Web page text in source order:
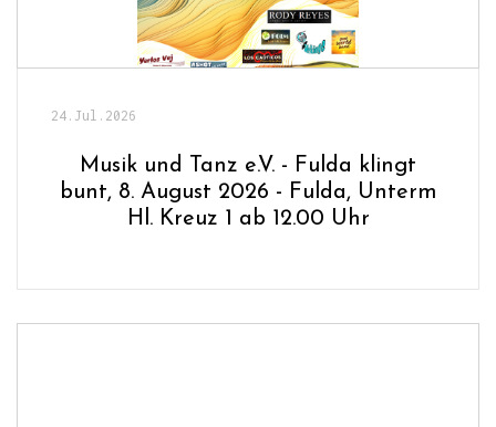
24.Jul.2026
Musik und Tanz e.V. - Fulda klingt
bunt, 8. August 2026 - Fulda, Unterm
Hl. Kreuz 1 ab 12.00 Uhr